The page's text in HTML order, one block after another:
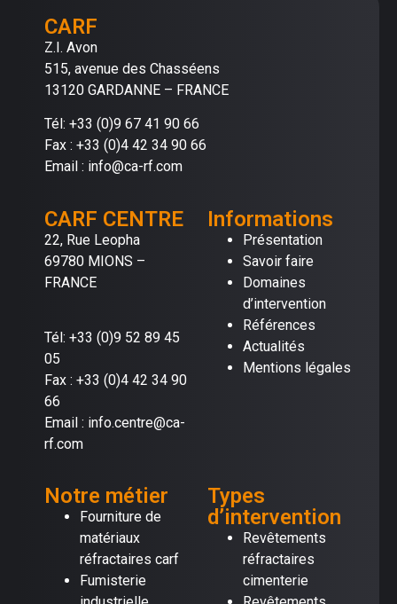
CARF
Z.I. Avon
515, avenue des Chasséens
13120 GARDANNE – FRANCE
Tél: +33 (0)9 67 41 90 66
Fax : +33 (0)4 42 34 90 66
Email : info@ca-rf.com
CARF CENTRE
22, Rue Leopha
69780 MIONS –
FRANCE
Tél: +33 (0)9 52 89 45
05
Fax : +33 (0)4 42 34 90
66
Email : info.centre@ca-
rf.com
Informations
Présentation
Savoir faire
Domaines
d’intervention
Références
Actualités
Mentions légales
Notre métier
Fourniture de
matériaux
réfractaires carf
Fumisterie
Types
d’intervention
Revêtements
réfractaires
cimenterie